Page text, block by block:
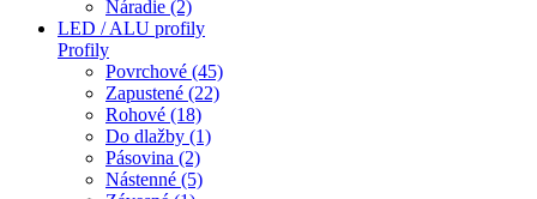
Náradie (2)
LED / ALU profily
Profily
Povrchové (45)
Zapustené (22)
Rohové (18)
Do dlažby (1)
Pásovina (2)
Nástenné (5)